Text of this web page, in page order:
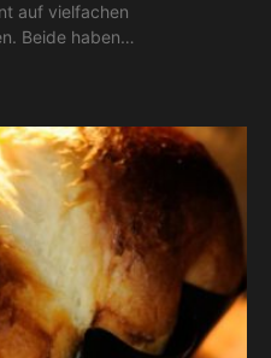
auf vielfachen
Beide haben…